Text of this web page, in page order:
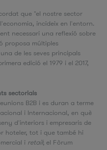
que "el nostre sector
incideix en l'entorn.
necessari una reflexió sobre
proposa múltiples
de les seves principals
edició el 1979 i el 2017,
sectorials
B2B i es duran a terme
i Internacional, en què
d'interiors i empresaris de
hoteler, tot i que també hi
i retail; el Fòrum